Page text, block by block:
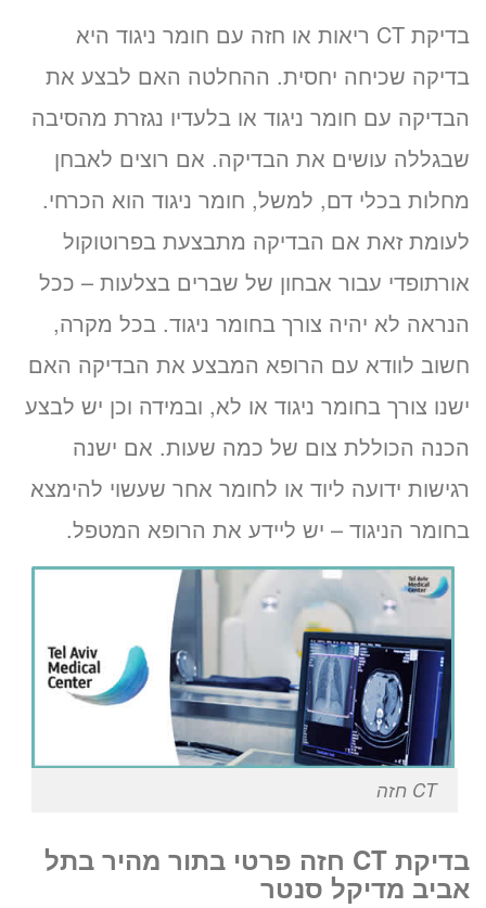
בדיקת CT ריאות או חזה עם חומר ניגוד היא
בדיקה שכיחה יחסית. ההחלטה האם לבצע את
הבדיקה עם חומר ניגוד או בלעדיו נגזרת מהסיבה
שבגללה עושים את הבדיקה. אם רוצים לאבחן
מחלות בכלי דם, למשל, חומר ניגוד הוא הכרחי.
לעומת זאת אם הבדיקה מתבצעת בפרוטוקול
אורתופדי עבור אבחון של שברים בצלעות – ככל
הנראה לא יהיה צורך בחומר ניגוד. בכל מקרה,
חשוב לוודא עם הרופא המבצע את הבדיקה האם
ישנו צורך בחומר ניגוד או לא, ובמידה וכן יש לבצע
הכנה הכוללת צום של כמה שעות. אם ישנה
רגישות ידועה ליוד או לחומר אחר שעשוי להימצא
בחומר הניגוד – יש ליידע את הרופא המטפל.
CT חזה
בדיקת CT חזה פרטי בתור מהיר בתל
אביב מדיקל סנטר